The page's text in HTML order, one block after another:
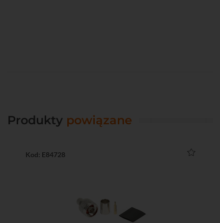
Produkty powiązane
Kod: E84728